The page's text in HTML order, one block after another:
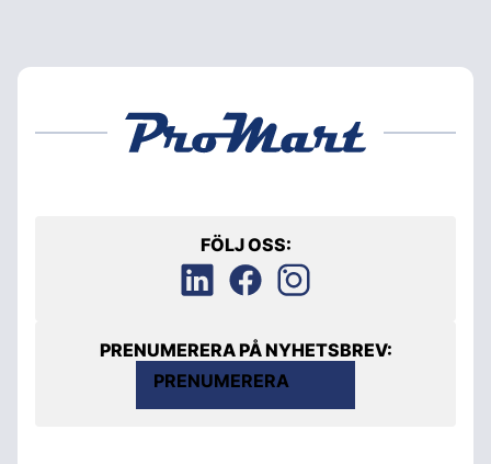
FÖLJ OSS:
PRENUMERERA PÅ NYHETSBREV:
PRENUMERERA